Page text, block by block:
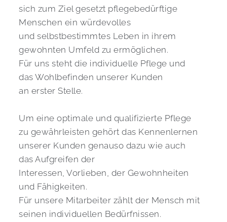
sich zum Ziel gesetzt pflegebedürftige
Menschen ein würdevolles
und selbstbestimmtes Leben in ihrem
gewohnten Umfeld zu ermöglichen.
Für uns steht die individuelle Pflege und
das Wohlbefinden unserer Kunden
an erster Stelle.
Um eine optimale und qualifizierte Pflege
zu gewährleisten gehört das Kennenlernen
unserer Kunden genauso dazu wie auch
das Aufgreifen der
Interessen, Vorlieben, der Gewohnheiten
und Fähigkeiten.
Für unsere Mitarbeiter zählt der Mensch mit
seinen individuellen Bedürfnissen.